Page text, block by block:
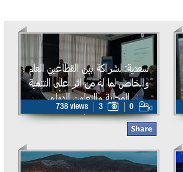
سعدية: لشراكة بين القطاعين العام
والخاص لما له من اثر على التنمية
المحلية والتعاون الدولي
25 Apr 2015
738 views 3 0